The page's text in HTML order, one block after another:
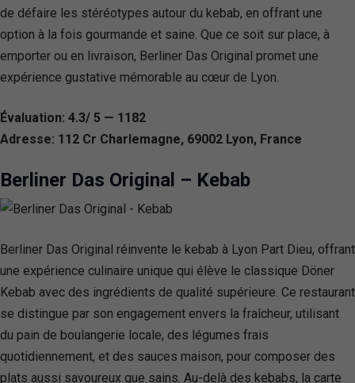
de défaire les stéréotypes autour du kebab, en offrant une
option à la fois gourmande et saine. Que ce soit sur place, à
emporter ou en livraison, Berliner Das Original promet une
expérience gustative mémorable au cœur de Lyon.
Évaluation: 4.3/ 5 — 1182
Adresse: 112 Cr Charlemagne, 69002 Lyon, France
Berliner Das Original – Kebab
Berliner Das Original réinvente le kebab à Lyon Part Dieu, offrant
une expérience culinaire unique qui élève le classique Döner
Kebab avec des ingrédients de qualité supérieure. Ce restaurant
se distingue par son engagement envers la fraîcheur, utilisant
du pain de boulangerie locale, des légumes frais
quotidiennement, et des sauces maison, pour composer des
plats aussi savoureux que sains. Au-delà des kebabs, la carte